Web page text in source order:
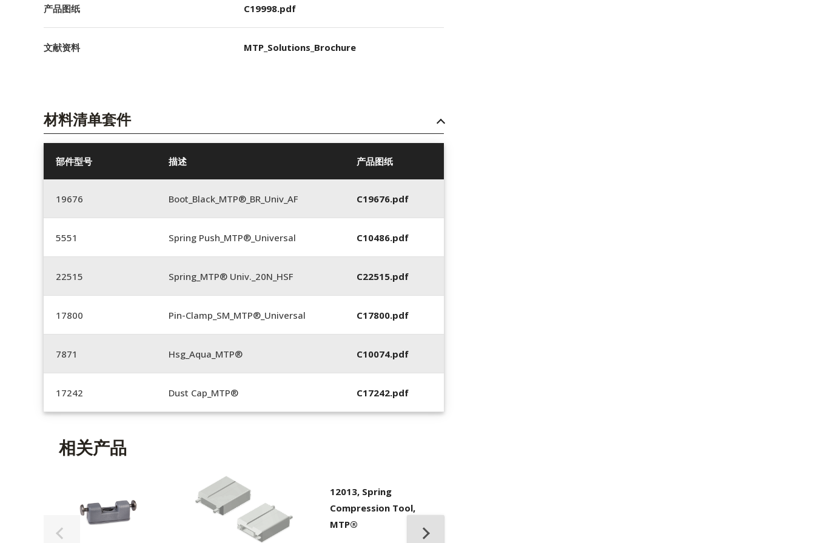
产品图纸 C19998.pdf
文献资料 MTP_Solutions_Brochure
材料清单套件
部件型号 描述 产品图纸
19676 Boot_Black_MTP®_BR_Univ_AF C19676.pdf
5551 Spring Push_MTP®_Universal C10486.pdf
22515 Spring_MTP® Univ._20N_HSF C22515.pdf
17800 Pin-Clamp_SM_MTP®_Universal C17800.pdf
7871 Hsg_Aqua_MTP® C10074.pdf
17242 Dust Cap_MTP® C17242.pdf
相关产品
12013, Spring
Compression Tool,
MTP®